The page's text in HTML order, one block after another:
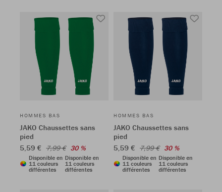
HOMMES BAS
JAKO Chaussettes sans
pied
5,59 € 7,99 € 30 %
Disponible en
11 couleurs
différentes
Disponible en
11 couleurs
différentes
HOMMES BAS
JAKO Chaussettes sans
pied
5,59 € 7,99 € 30 %
Disponible en
11 couleurs
différentes
Disponible en
11 couleurs
différentes